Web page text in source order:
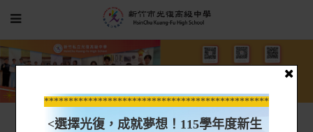
*****************************************************
<選擇光復，成就夢想！115學年度新生